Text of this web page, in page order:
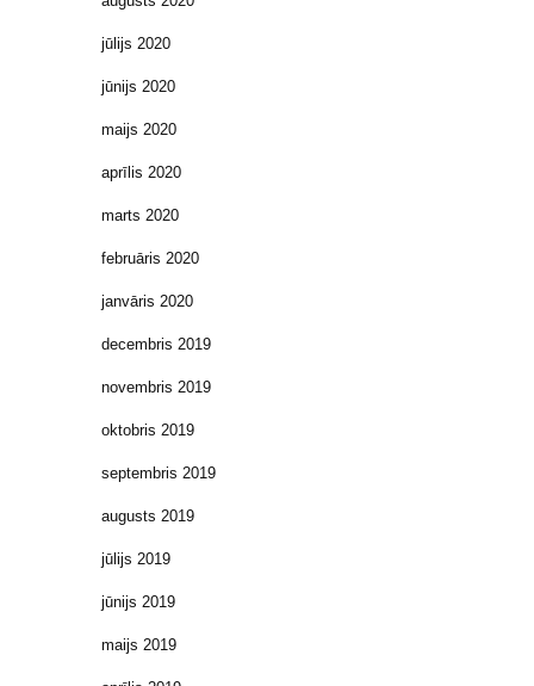
jūlijs 2020
jūnijs 2020
maijs 2020
aprīlis 2020
marts 2020
februāris 2020
janvāris 2020
decembris 2019
novembris 2019
oktobris 2019
septembris 2019
augusts 2019
jūlijs 2019
jūnijs 2019
maijs 2019